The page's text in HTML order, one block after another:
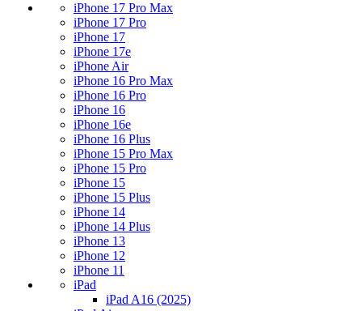
iPhone 17 Pro Max
iPhone 17 Pro
iPhone 17
iPhone 17e
iPhone Air
iPhone 16 Pro Max
iPhone 16 Pro
iPhone 16
iPhone 16e
iPhone 16 Plus
iPhone 15 Pro Max
iPhone 15 Pro
iPhone 15
iPhone 15 Plus
iPhone 14
iPhone 14 Plus
iPhone 13
iPhone 12
iPhone 11
iPad
iPad A16 (2025)